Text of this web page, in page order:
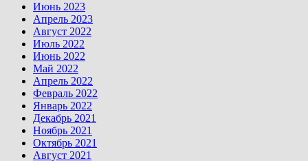
Июнь 2023
Апрель 2023
Август 2022
Июль 2022
Июнь 2022
Май 2022
Апрель 2022
Февраль 2022
Январь 2022
Декабрь 2021
Ноябрь 2021
Октябрь 2021
Август 2021